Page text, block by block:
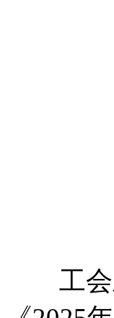
工会主